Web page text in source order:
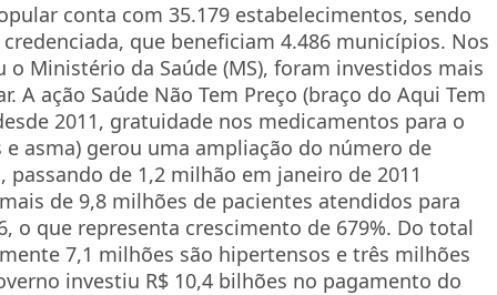
conta com 35.179 estabelecimentos, sendo
que beneficiam 4.486 municípios. Nos
Ministério da Saúde (MS), foram investidos mais
A ação Saúde Não Tem Preço (braço do Aqui Tem
2011, gratuidade nos medicamentos para o
asma) gerou uma ampliação do número de
de 1,2 milhão em janeiro de 2011
de 9,8 milhões de pacientes atendidos para
o que representa crescimento de 679%. Do total
7,1 milhões são hipertensos e três milhões
investiu R$ 10,4 bilhões no pagamento do